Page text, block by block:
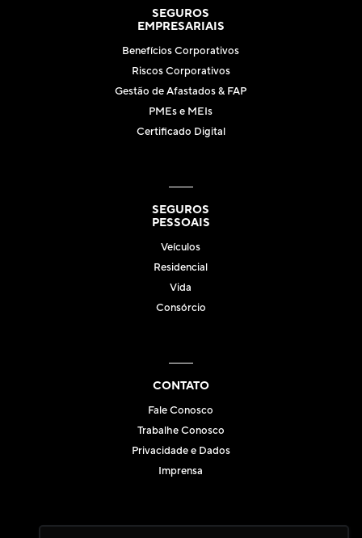
SEGUROS
EMPRESARIAIS
Benefícios Corporativos
Riscos Corporativos
Gestão de Afastados & FAP
PMEs e MEIs
Certificado Digital
SEGUROS
PESSOAIS
Veículos
Residencial
Vida
Consórcio
CONTATO
Fale Conosco
Trabalhe Conosco
Privacidade e Dados
Imprensa